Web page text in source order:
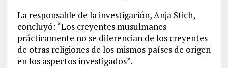
La responsable de la investigación, Anja Stich,
concluyó: “Los creyentes musulmanes
prácticamente no se diferencian de los creyentes
de otras religiones de los mismos países de origen
en los aspectos investigados”.